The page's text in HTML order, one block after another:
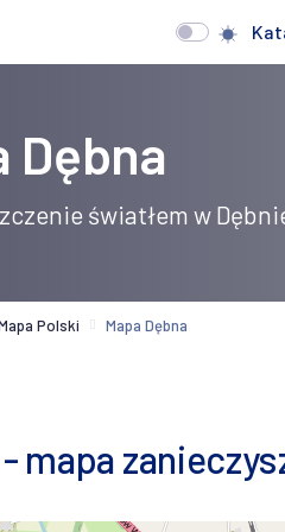
Dębna
światłem w
Polski Mapa Dębna
mapa